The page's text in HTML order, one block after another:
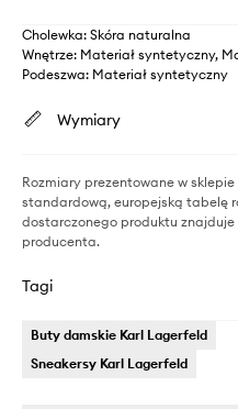
Cholewka: Skóra naturalna
Wnętrze: Materiał syntetyczny,
Podeszwa: Materiał syntetyczny
Wymiary
Rozmiary prezentowane w
standardową, europejską tabelę
dostarczonego produktu
producenta.
Tagi
Buty damskie Karl Lagerfeld
Sneakersy Karl Lagerfeld